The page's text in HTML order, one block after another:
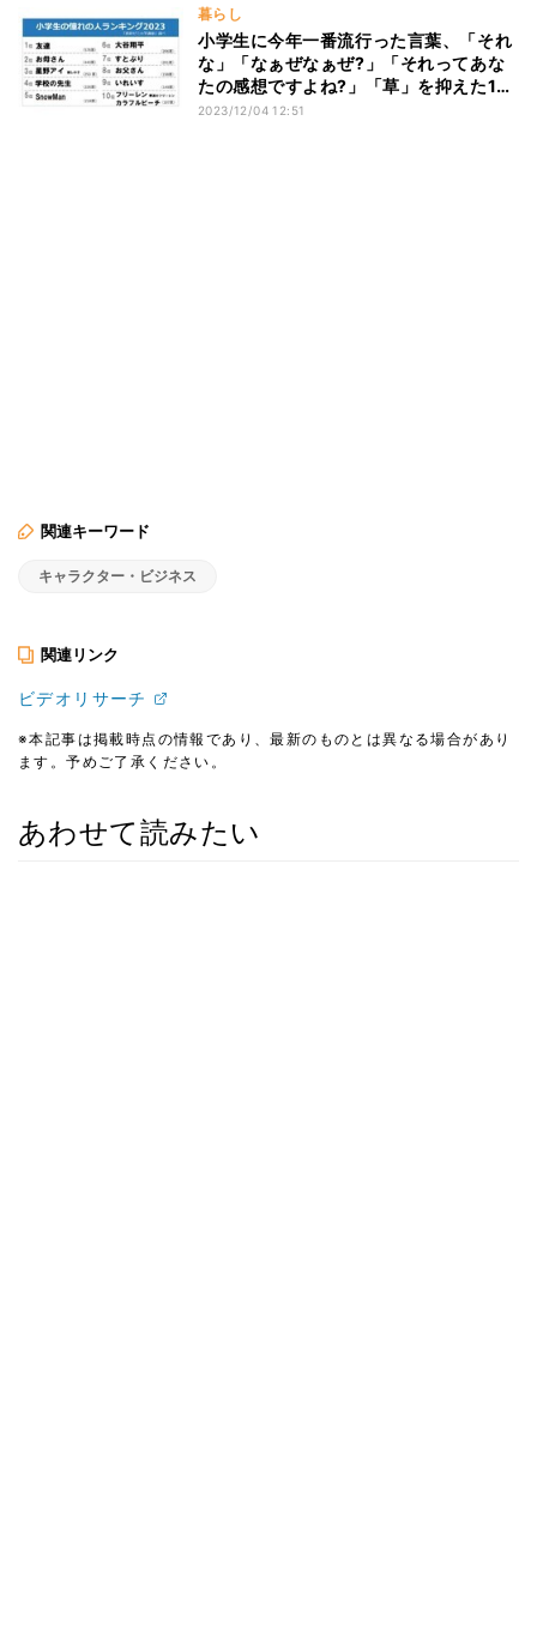
暮らし
小学生に今年一番流行った言葉、「それ
な」「なぁぜなぁぜ?」「それってあな
たの感想ですよね?」「草」を抑えた1位
は? - ベネッセ調査
2023/12/04 12:51
関連キーワード
キャラクター・ビジネス
関連リンク
ビデオリサーチ
※本記事は掲載時点の情報であり、最新のものとは異なる場合があり
ます。予めご了承ください。
あわせて読みたい